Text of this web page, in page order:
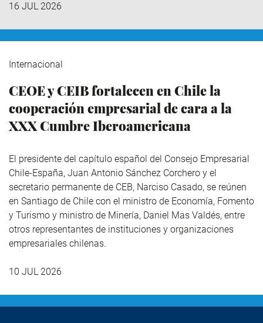
16 JUL 2026
Internacional
CEOE y CEIB fortalecen en Chile la
cooperación empresarial de cara a la
XXX Cumbre Iberoamericana
El presidente del capítulo español del Consejo Empresarial
Chile-España, Juan Antonio Sánchez Corchero y el
secretario permanente de CEB, Narciso Casado, se reúnen
en Santiago de Chile con el ministro de Economía, Fomento
y Turismo y ministro de Minería, Daniel Mas Valdés, entre
otros representantes de instituciones y organizaciones
empresariales chilenas.
10 JUL 2026